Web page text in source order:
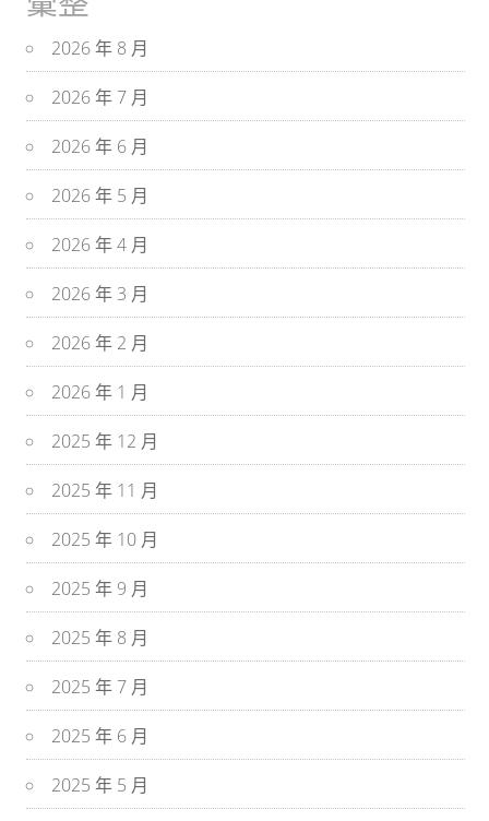
2026 年 8 月
2026 年 7 月
2026 年 6 月
2026 年 5 月
2026 年 4 月
2026 年 3 月
2026 年 2 月
2026 年 1 月
2025 年 12 月
2025 年 11 月
2025 年 10 月
2025 年 9 月
2025 年 8 月
2025 年 7 月
2025 年 6 月
2025 年 5 月